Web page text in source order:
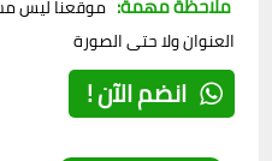
موقعنا ليس
العنوان ولا حتى الصورة
انضم الآن !